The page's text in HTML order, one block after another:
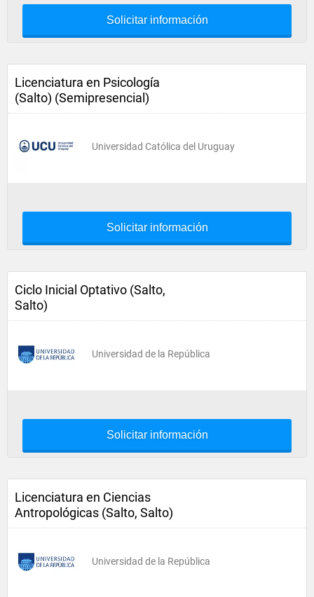
Solicitar información
Licenciatura en Psicología
(Salto) (Semipresencial)
Universidad Católica del Uruguay
Solicitar información
Ciclo Inicial Optativo (Salto,
Salto)
Universidad de la República
Solicitar información
Licenciatura en Ciencias
Antropológicas (Salto, Salto)
Universidad de la República